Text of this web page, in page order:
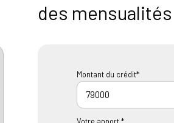
des mensualités
Montant du crédit*
Votre apport *